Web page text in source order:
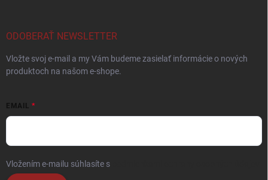
ODOBERAŤ NEWSLETTER
Vložte svoj e-mail a my Vám budeme zasielať informácie o nových
produktoch na našom e-shope.
EMAIL
Vložením e-mailu súhlasíte s